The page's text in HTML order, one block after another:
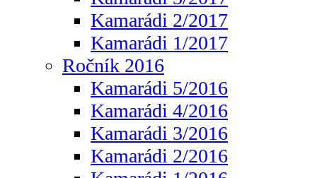
Kamarádi 2/2017
Kamarádi 1/2017
Ročník 2016
Kamarádi 5/2016
Kamarádi 4/2016
Kamarádi 3/2016
Kamarádi 2/2016